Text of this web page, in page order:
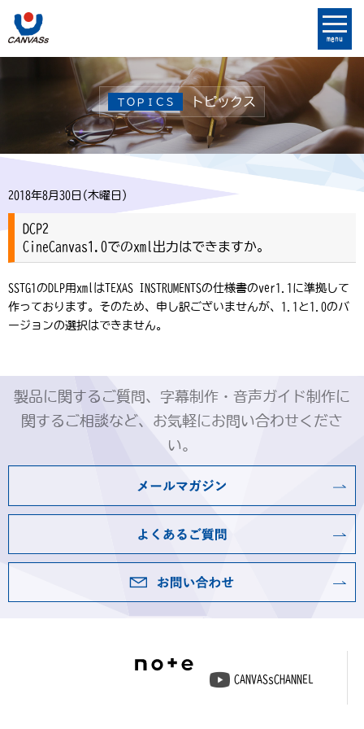
menu
ＴＯＰＩＣＳ トピックス
2018年8月30日(木曜日)
DCP2
CineCanvas1.0でのxml出力はできますか。
SSTG1のDLP用xmlはTEXAS INSTRUMENTSの仕様書のver1.1に準拠して
作っております。そのため、申し訳ございませんが、1.1と1.0のバ
ージョンの選択はできません。
製品に関するご質問、字幕制作・音声ガイド制作に
関するご相談など、お気軽にお問い合わせくださ
い。
CANVASsCHANNEL